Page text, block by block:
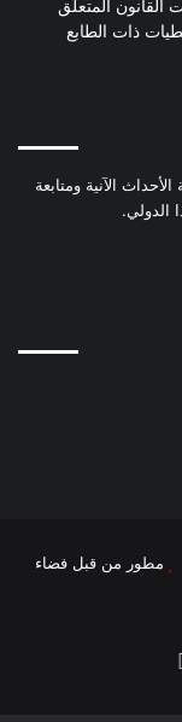
القانون المتعلق
ذات الطابع
الآنية ومتابعة
الدولي.
مطور من قبل فضاء